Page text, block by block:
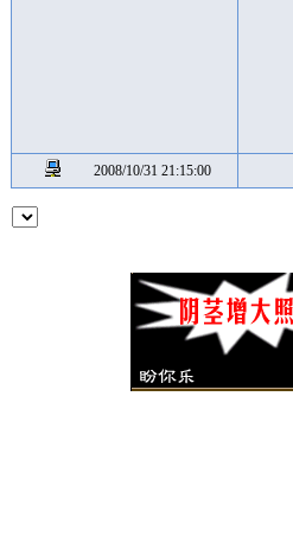
2008/10/31 21:15:00